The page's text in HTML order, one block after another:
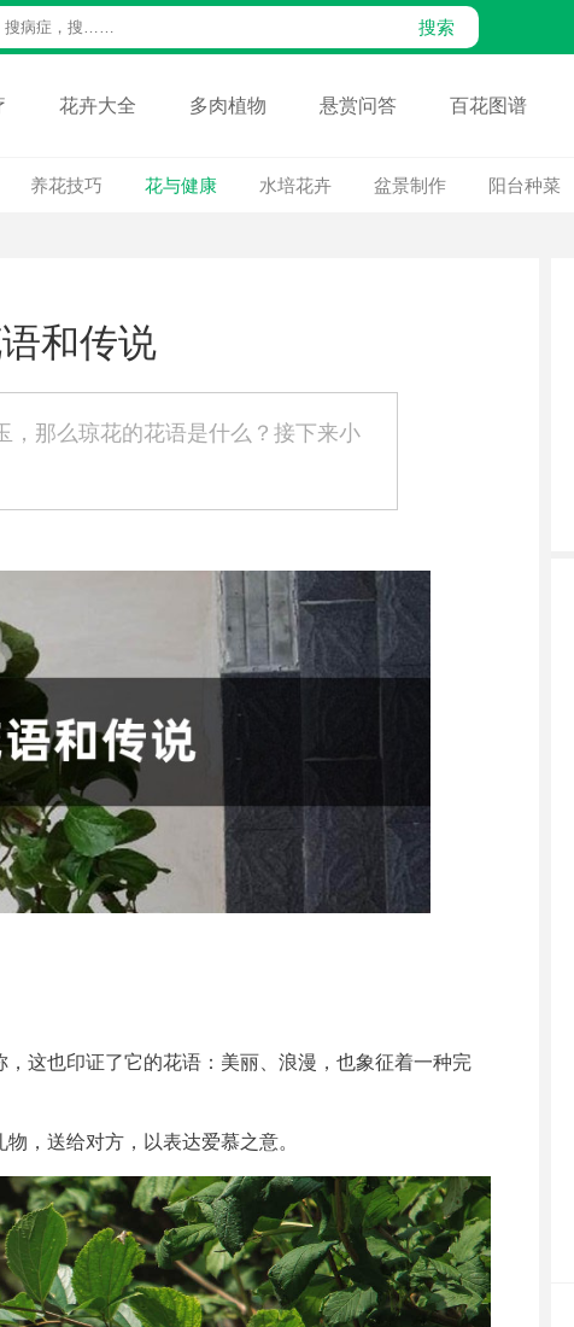
花卉大全 多肉植物 悬赏问答 百花图谱
养花技巧 花与健康 水培花卉 盆景制作 阳台种菜
和传说
，那么琼花的花语是什么？接下来小
这也印证了它的花语：美丽、浪漫，也象征着一种完
，送给对方，以表达爱慕之意。